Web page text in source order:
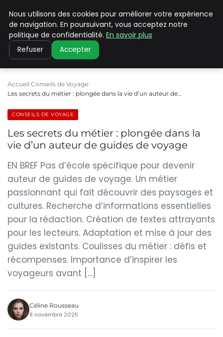
PILAT PATRIMOINES
Accueil Conseils de Voyage
Les secrets du métier : plongée dans la vie d’un auteur de…
CONSEILS DE VOYAGE
Les secrets du métier : plongée dans la
vie d’un auteur de guides de voyage
EN BREF Pas d’école spécifique pour devenir
auteur de guides de voyage. Un métier
passionnant qui fait découvrir des paysages et
cultures. Recherche d’informations essentielles
pour la rédaction. Création de textes attrayants
pour les lecteurs. Adaptation et mise à jour des
guides existants. Coulisses du métier : défis et
récompenses. Importance d’inspirer les
voyageurs avant […]
Céline Rousseau
8 novembre 2025
Nous utilisons des cookies pour améliorer votre expérience
de navigation. En poursuivant, vous acceptez notre
politique de confidentialité. En savoir plus
Refuser Accepter